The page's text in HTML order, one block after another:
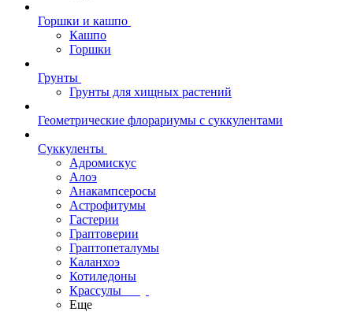
Горшки и кашпо
Кашпо
Горшки
Грунты
Грунты для хищных растений
Геометрические флорариумы с суккулентами
Суккуленты
Адромискус
Алоэ
Анакампсеросы
Астрофитумы
Гастерии
Граптоверии
Граптопеталумы
Каланхоэ
Котиледоны
Крассулы
Еще